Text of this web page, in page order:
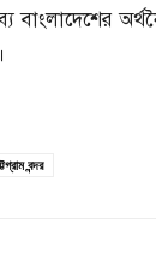
বাংলাদেশের
বন্দর